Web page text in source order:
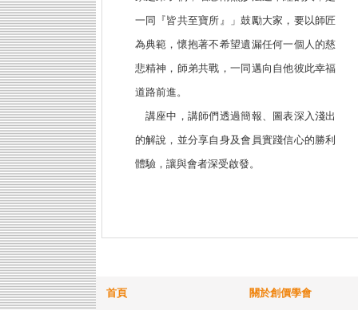
一同『皆共至寶所』」鼓勵大家，要以師匠
為典範，懷抱著不希望遺漏任何一個人的慈
悲精神，師弟共戰，一同邁向自他彼此幸福
道路前進。
講座中，講師們透過簡報、圖表深入淺出
的解說，並分享自身及會員實踐信心的勝利
體驗，讓與會者深受啟發。
首頁 關於創價學會